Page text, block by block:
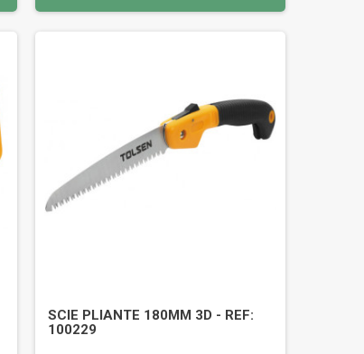
SCIE PLIANTE 180MM 3D - REF:
100229